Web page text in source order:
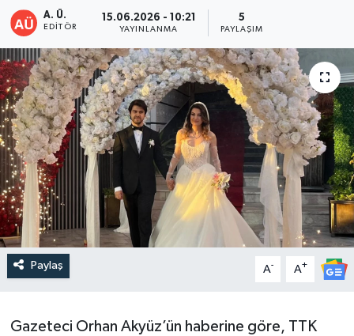
A. Ü.
EDITÖR
15.06.2026 - 10:21
YAYINLANMA
5
PAYLAŞIM
Paylaş A- A+
Gazeteci Orhan Akyüz’ün haberine göre, TTK